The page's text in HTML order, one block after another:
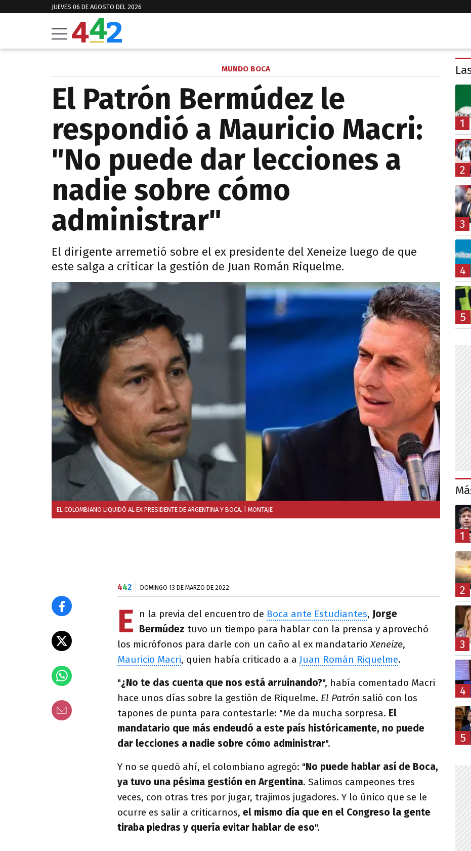
JUEVES 06 DE AGOSTO DEL 2026
MUNDO BOCA
El Patrón Bermúdez le
respondió a Mauricio Macri:
"No puede dar lecciones a
nadie sobre cómo
administrar"
El dirigente arremetió sobre el ex presidente del Xeneize luego de que
este salga a criticar la gestión de Juan Román Riquelme.
EL COLOMBIANO LIQUIDÓ AL EX PRESIDENTE DE ARGENTINA Y BOCA. | MONTAJE
442 DOMINGO 13 DE MARZO DE 2022
E n la previa del encuentro de Boca ante Estudiantes, Jorge
Bermúdez tuvo un tiempo para hablar con la prensa y aprovechó
los micrófonos para darle con un caño al ex mandatarioXeneize,
Mauricio Macri, quien había criticado a a Juan Román Riquelme.
"¿No te das cuenta que nos está arruinando?", había comentado Macri
hace unos días sobre la gestión de Riquelme. El Patrón salió con los
tapones de punta para contestarle: "Me da mucha sorpresa. El
mandatario que más endeudó a este país históricamente, no puede
dar lecciones a nadie sobre cómo administrar".
Y no se quedó ahí, el colombiano agregó: "No puede hablar así de Boca,
ya tuvo una pésima gestión en Argentina. Salimos campeones tres
veces, con otras tres por jugar, trajimos jugadores. Y lo único que se le
ocurre es salir a criticarnos, el mismo día que en el Congreso la gente
tiraba piedras y quería evitar hablar de eso".
1
2
3
4
5
1
2
3
4
5